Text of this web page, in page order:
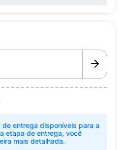
entrega disponíveis para a
etapa de entrega, você
mais detalhada.